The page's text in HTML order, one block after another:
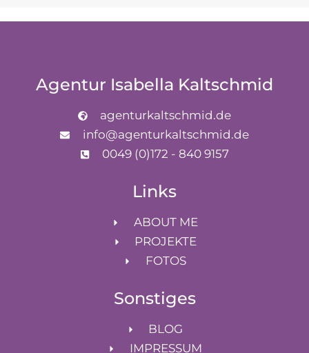
Agentur Isabella Kaltschmid
agenturkaltschmid.de
info@agenturkaltschmid.de
0049 (0)172 - 840 9157
Links
ABOUT ME
PROJEKTE
FOTOS
Sonstiges
BLOG
IMPRESSUM